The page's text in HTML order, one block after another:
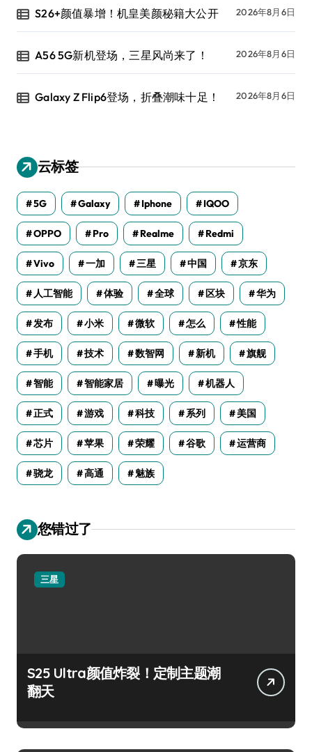
S26+颜值暴增！机皇美颜秘籍大公开 2026年8月6日
A56 5G新机登场，三星风尚来了！ 2026年8月6日
Galaxy Z Flip6登场，折叠潮味十足！ 2026年8月6日
云标签
5G Galaxy Iphone IQOO
OPPO Pro Realme Redmi
Vivo 一加 三星 中国 京东
人工智能 体验 全球 区块 华为
发布 小米 微软 怎么 性能
手机 技术 数智网 新机 旗舰
智能 智能家居 曝光 机器人
正式 游戏 科技 系列 美国
芯片 苹果 荣耀 谷歌 运营商
骁龙 高通 魅族
您错过了
三星
S25 Ultra颜值炸裂！定制主题潮
翻天